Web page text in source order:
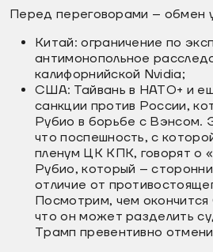
Перед переговорами – обмен
Китай: ограничение по
антимонопольное
калифорнийской Nvidia;
США: Тайвань в НАТО+ и
санкции против России,
Рубио в борьбе с Вэнсом.
что поспешность, с
пленум ЦК КПК, говорят о
Рубио, который –
отличие от
Посмотрим, чем окончится
что он может разделить
Трамп превентивно